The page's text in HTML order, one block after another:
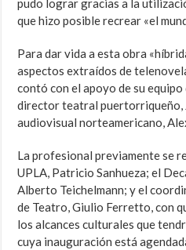
pudo lograr gracias a la
que hizo posible recrear «el
Para dar vida a esta obra
aspectos extraídos de
contó con el apoyo de su
director teatral puertorriqueño,
audiovisual norteamericano,
La profesional previamente se
UPLA, Patricio Sanhueza; el
Alberto Teichelmann; y el
de Teatro, Giulio Ferretto, con
los alcances culturales que
cuya inauguración está